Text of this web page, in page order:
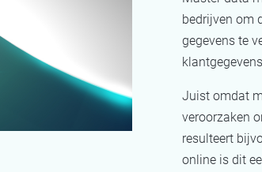
bedrijven om
gegevens te
Juist omdat
veroorzaken
resulteert
online is dit